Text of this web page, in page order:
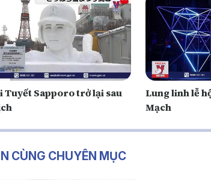
Tuyết Sapporo trở lại sau
Lung linh lễ
Mạch
CÙNG CHUYÊN MỤC